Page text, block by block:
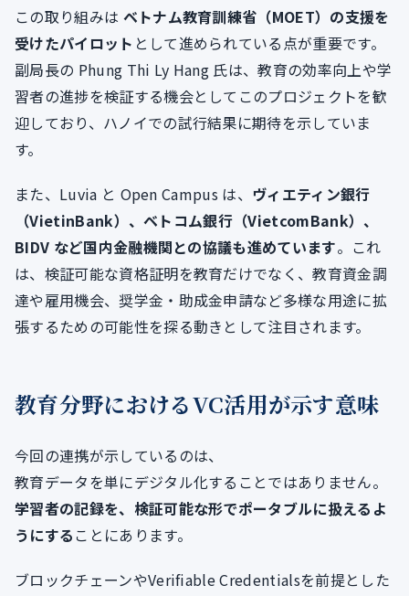
この取り組みは ベトナム教育訓練省（MOET）の支援を
受けたパイロット として進められている点が重要です。
副局長の Phung Thi Ly Hang 氏は、教育の効率向上や学
習者の進捗を検証する機会としてこのプロジェクトを歓
迎しており、ハノイでの試行結果に期待を示していま
す。
また、Luvia と Open Campus は、 ヴィエティン銀行
（VietinBank）、ベトコム銀行（VietcomBank）、
BIDV など国内金融機関との協議も進めています。これ
は、検証可能な資格証明を教育だけでなく、教育資金調
達や雇用機会、奨学金・助成金申請など多様な用途に拡
張するための可能性を探る動きとして注目されます。
教育分野におけるVC活用が示す意味
今回の連携が示しているのは、
教育データを単にデジタル化することではありません。
学習者の記録を、検証可能な形でポータブルに扱えるよ
うにする ことにあります。
ブロックチェーンやVerifiable Credentialsを前提とした